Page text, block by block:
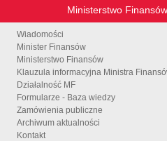
Ministerstwo Finansów
Wiadomości
Minister Finansów
Ministerstwo Finansów
Klauzula informacyjna Ministra
Działalność MF
Formularze - Baza wiedzy
Zamówienia publiczne
Archiwum aktualności
Kontakt